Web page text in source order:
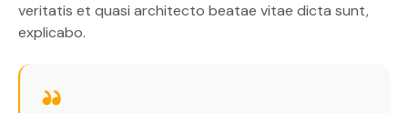
veritatis et quasi architecto beatae vitae dicta sunt,
explicabo.